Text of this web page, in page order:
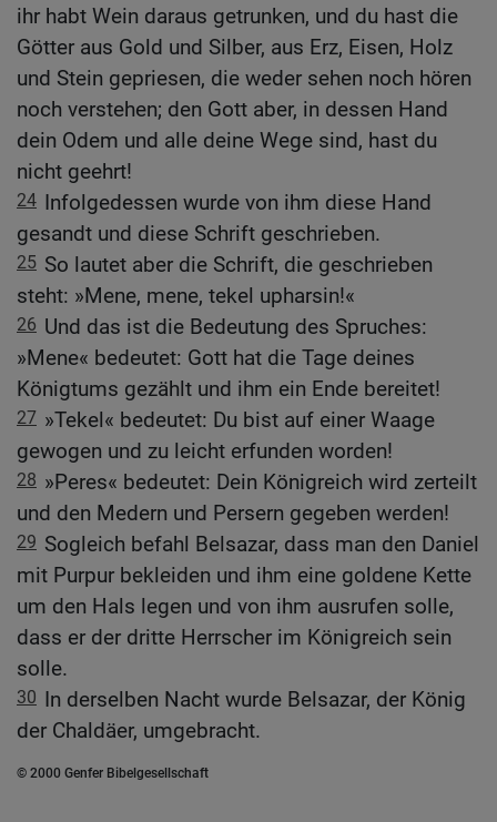
ihr habt Wein daraus getrunken, und du hast die
Götter aus Gold und Silber, aus Erz, Eisen, Holz
und Stein gepriesen, die weder sehen noch hören
noch verstehen; den Gott aber, in dessen Hand
dein Odem und alle deine Wege sind, hast du
nicht geehrt!
24 Infolgedessen wurde von ihm diese Hand
gesandt und diese Schrift geschrieben.
25 So lautet aber die Schrift, die geschrieben
steht: »Mene, mene, tekel upharsin!«
26 Und das ist die Bedeutung des Spruches:
»Mene« bedeutet: Gott hat die Tage deines
Königtums gezählt und ihm ein Ende bereitet!
27 »Tekel« bedeutet: Du bist auf einer Waage
gewogen und zu leicht erfunden worden!
28 »Peres« bedeutet: Dein Königreich wird zerteilt
und den Medern und Persern gegeben werden!
29 Sogleich befahl Belsazar, dass man den Daniel
mit Purpur bekleiden und ihm eine goldene Kette
um den Hals legen und von ihm ausrufen solle,
dass er der dritte Herrscher im Königreich sein
solle.
30 In derselben Nacht wurde Belsazar, der König
der Chaldäer, umgebracht.
© 2000 Genfer Bibelgesellschaft